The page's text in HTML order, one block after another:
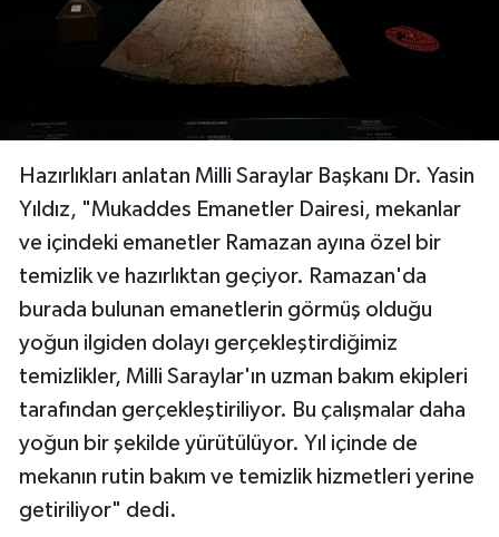
Hazırlıkları anlatan Milli Saraylar Başkanı Dr. Yasin
Yıldız, "Mukaddes Emanetler Dairesi, mekanlar
ve içindeki emanetler Ramazan ayına özel bir
temizlik ve hazırlıktan geçiyor. Ramazan'da
burada bulunan emanetlerin görmüş olduğu
yoğun ilgiden dolayı gerçekleştirdiğimiz
temizlikler, Milli Saraylar'ın uzman bakım ekipleri
tarafından gerçekleştiriliyor. Bu çalışmalar daha
yoğun bir şekilde yürütülüyor. Yıl içinde de
mekanın rutin bakım ve temizlik hizmetleri yerine
getiriliyor" dedi.